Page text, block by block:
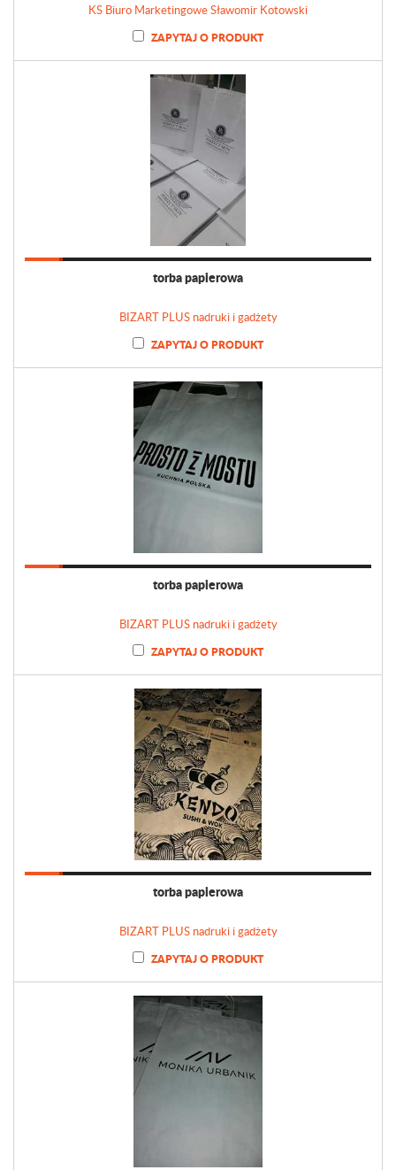
KS Biuro Marketingowe Sławomir Kotowski
ZAPYTAJ O PRODUKT
torba papierowa
BIZART PLUS nadruki i gadżety
ZAPYTAJ O PRODUKT
torba papierowa
BIZART PLUS nadruki i gadżety
ZAPYTAJ O PRODUKT
torba papierowa
BIZART PLUS nadruki i gadżety
ZAPYTAJ O PRODUKT